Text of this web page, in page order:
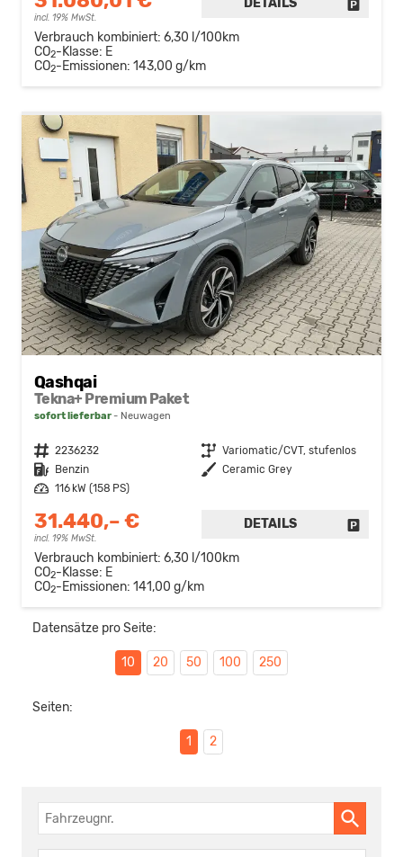
incl. 19% MwSt.
DETAILS
Verbrauch kombiniert: 6,30 l/100km
CO2-Klasse: E
CO2-Emissionen: 143,00 g/km
Qashqai
Tekna+ Premium Paket
sofort lieferbar Neuwagen
Fahrzeugnr. 2236232 Getriebe Variomatic/CVT, stufenlos
Kraftstoff
Benzin Außenfarbe Ceramic Grey
Leistung
116 kW (158 PS)
31.440,– €
incl. 19% MwSt.
DETAILS
Verbrauch kombiniert: 6,30 l/100km
CO2-Klasse: E
CO2-Emissionen: 141,00 g/km
Datensätze pro Seite:
10 20 50 100 250
Seiten:
1 2
Fahrzeugnr.